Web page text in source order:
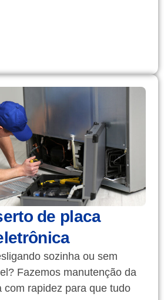
de placa
sozinha ou sem
Fazemos manutenção da
com rapidez para que tudo